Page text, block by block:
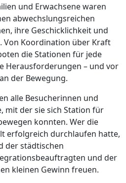
und Erwachsene waren
abwechslungsreichen
ihre Geschicklichkeit und
Von Koordination über Kraft
die Stationen für jede
Herausforderungen – und vor
der Bewegung.
alle Besucherinnen und
mit der sie sich Station für
konnten. Wer die
erfolgreich durchlaufen hatte,
der städtischen
und der
kleinen Gewinn freuen.